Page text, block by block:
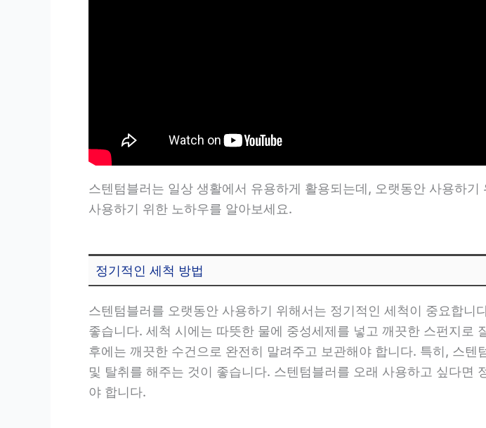
스텐텀블러는 일상 생활에서 유용하게 활용되는데, 오랫동안 사용하
사용하기 위한 노하우를 알아보세요.
정기적인 세척 방법
스텐텀블러를 오랫동안 사용하기 위해서는 정기적인 세척이 중요합
좋습니다. 세척 시에는 따뜻한 물에 중성세제를 넣고 깨끗한 스펀지로
후에는 깨끗한 수건으로 완전히 말려주고 보관해야 합니다. 특히, 스
및 탈취를 해주는 것이 좋습니다. 스텐텀블러를 오래 사용하고 싶다면
야 합니다.